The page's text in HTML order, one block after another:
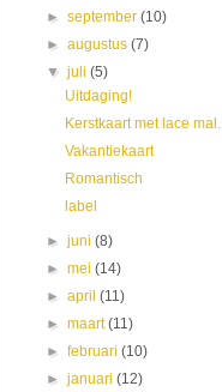
►september(10)
►augustus(7)
▼juli(5)
Uitdaging!
Kerstkaart met lace mal.
Vakantiekaart
Romantisch
label
►juni(8)
►mei(14)
►april(11)
►maart(11)
►februari(10)
►januari(12)